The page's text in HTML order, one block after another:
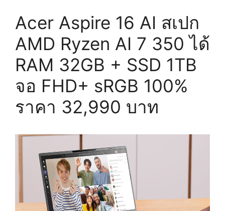
Acer Aspire 16 AI สเปก
AMD Ryzen AI 7 350 ได้
RAM 32GB + SSD 1TB
จอ FHD+ sRGB 100%
ราคา 32,990 บาท